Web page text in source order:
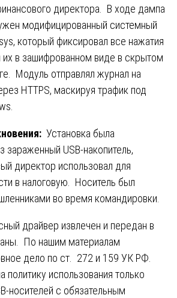
директора. В ходе дампа
модифицированный системный
который фиксировал все нажатия
их в зашифрованном виде в скрытом
Модуль отправлял журнал на
HTTPS, маскируя трафик под
Установка была
зараженный USB-накопитель,
директор использовал для
в налоговую. Носитель был
во время командировки.
драйвер извлечен и передан в
По нашим материалам
дело по ст. 272 и 159 УК РФ.
политику использования только
носителей с обязательным